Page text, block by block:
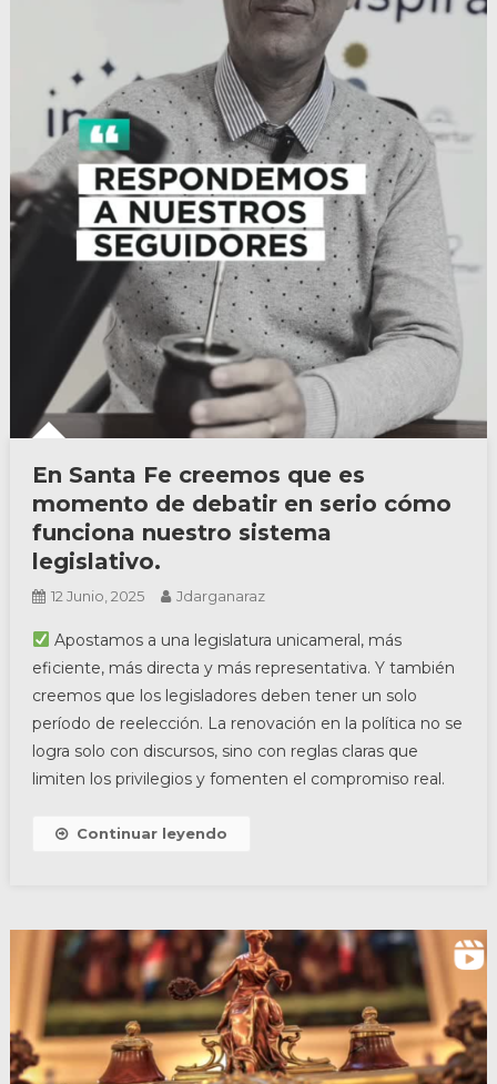
En Santa Fe creemos que es
momento de debatir en serio cómo
funciona nuestro sistema
legislativo.
12 Junio, 2025 Jdarganaraz
Apostamos a una legislatura unicameral, más
eficiente, más directa y más representativa. Y también
creemos que los legisladores deben tener un solo
período de reelección. La renovación en la política no se
logra solo con discursos, sino con reglas claras que
limiten los privilegios y fomenten el compromiso real.
Continuar leyendo